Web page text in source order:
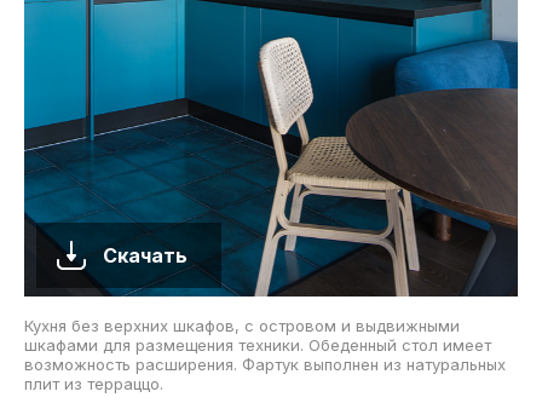
Скачать
Кухня без верхних шкафов, с островом и выдвижными
шкафами для размещения техники. Обеденный стол имеет
возможность расширения. Фартук выполнен из натуральных
плит из терраццо.